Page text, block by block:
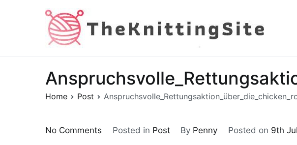
How
Home Post
No Comments Posted in Post By Penny Posted on 9th